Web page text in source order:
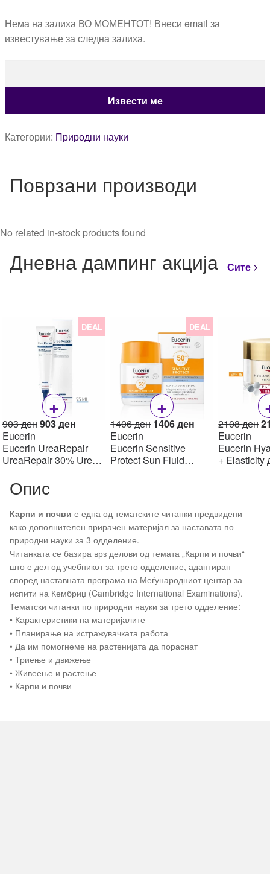
Нема на залиха ВО МОМЕНТОТ! Внеси email за
известување за следна залиха.
Категории: Природни науки
Поврзани производи
No related in-stock products found
Дневна дампинг акција Сите
DEAL
+
903денOriginal
was:
903 ден.
903ден
is:
903 ден.
Eucerin
Eucerin UreaRepair
UreaRepair 30% Urea
30% уреа 75 мл
DEAL
+
1406ден Original
was:
1406 ден.
1406ден Current
1406 ден.
Eucerin
Eucerin Sensitive
Protect Sun Fluid
2108ден
Eucerin
Eucerin
+ Elasticity
Опис
Карпи и почви е една од тематските читанки предвидени
како дополнителен прирачен материјал за наставата по
природни науки за 3 одделение.
Читанката се базира врз делови од темата „Карпи и почви“
што е дел од учебникот за трето одделение, адаптиран
според наставната програма на Меѓународниот центар за
испити на Кембриџ (Cambridge International Examinations).
Тематски читанки по природни науки за трето одделение:
• Карактеристики на материјалите
• Планирање на истражувачката работа
• Да им помогнеме на растенијата да пораснат
• Триење и движење
• Живеење и растење
• Карпи и почви